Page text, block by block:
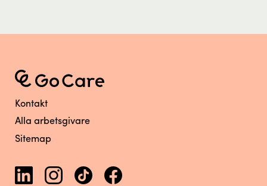
Kontakt
Alla arbetsgivare
Sitemap